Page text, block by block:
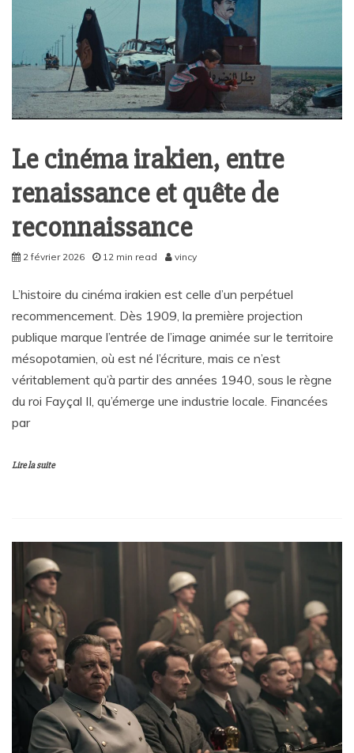
Le cinéma irakien, entre
renaissance et quête de
reconnaissance
2 février 2026 12 min read vincy
L’histoire du cinéma irakien est celle d’un perpétuel
recommencement. Dès 1909, la première projection
publique marque l’entrée de l’image animée sur le territoire
mésopotamien, où est né l’écriture, mais ce n’est
véritablement qu’à partir des années 1940, sous le règne
du roi Fayçal II, qu’émerge une industrie locale. Financées
par
Lire la suite